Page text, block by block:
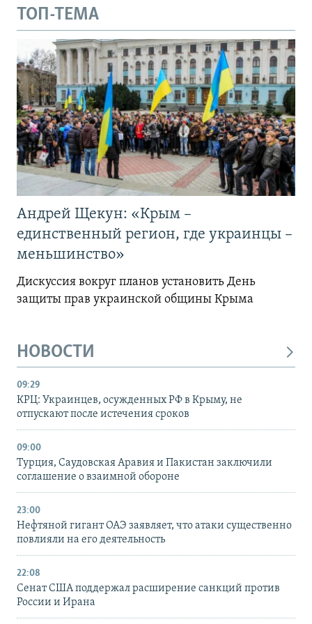
ТОП-ТЕМА
Андрей Щекун: «Крым –
единственный регион, где украинцы –
меньшинство»
Дискуссия вокруг планов установить День
защиты прав украинской общины Крыма
НОВОСТИ
09:29
КРЦ: Украинцев, осужденных РФ в Крыму, не
отпускают после истечения сроков
09:00
Турция, Саудовская Аравия и Пакистан заключили
соглашение о взаимной обороне
23:00
Нефтяной гигант ОАЭ заявляет, что атаки существенно
повлияли на его деятельность
22:08
Сенат США поддержал расширение санкций против
России и Ирана